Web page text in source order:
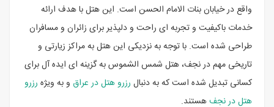
واقع در خیابان بنات الامام الحسن است. این هتل با هدف ارائه
خدمات باکیفیت و تجربه ای راحت و دلپذیر برای زائران و مسافران
طراحی شده است. با توجه به نزدیکی این هتل به مراکز زیارتی و
تاریخی مهم در نجف، هتل شمس الشموس به گزینه ای ایده آل برای
کسانی تبدیل شده است که به دنبال رزرو هتل در عراق و به ویژه رزرو
هتل در نجفهستند.